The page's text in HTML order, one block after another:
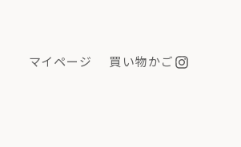
マイページ 買い物かご